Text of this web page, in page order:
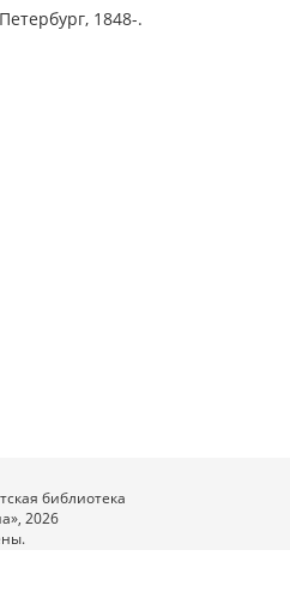
1848-.
библиотека
2026